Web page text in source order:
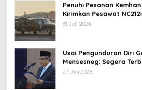
Penuhi Pesanan
Kirimkan Pesawat
AU
31 Juli 2026
Usai Pengunduran Diri
Mensesneg: Segera
Pemberhentian dengan
27 Juli 2026